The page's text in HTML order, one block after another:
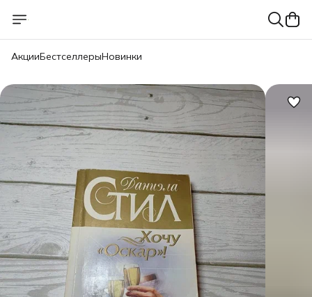
АкцииБестселлерыНовинки